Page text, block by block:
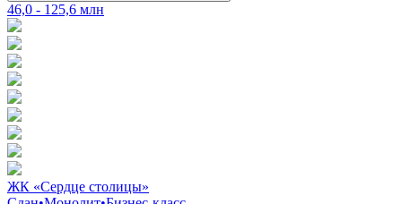
46,0 - 125,6 млн
ЖК «Сердце столицы»